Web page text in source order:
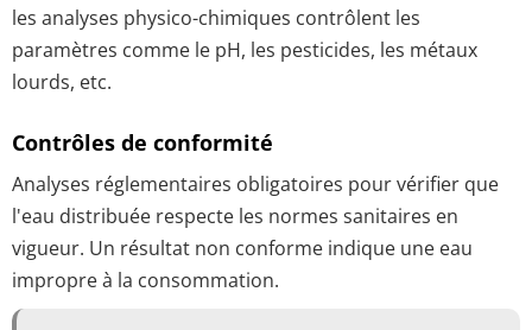
les analyses physico-chimiques contrôlent les
paramètres comme le pH, les pesticides, les métaux
lourds, etc.
Contrôles de conformité
Analyses réglementaires obligatoires pour vérifier que
l'eau distribuée respecte les normes sanitaires en
vigueur. Un résultat non conforme indique une eau
impropre à la consommation.